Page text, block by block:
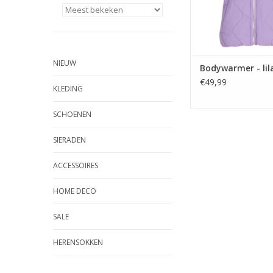
NIEUW
KLEDING
SCHOENEN
SIERADEN
ACCESSOIRES
HOME DECO
SALE
HERENSOKKEN
Bodywarmer -
€49,99